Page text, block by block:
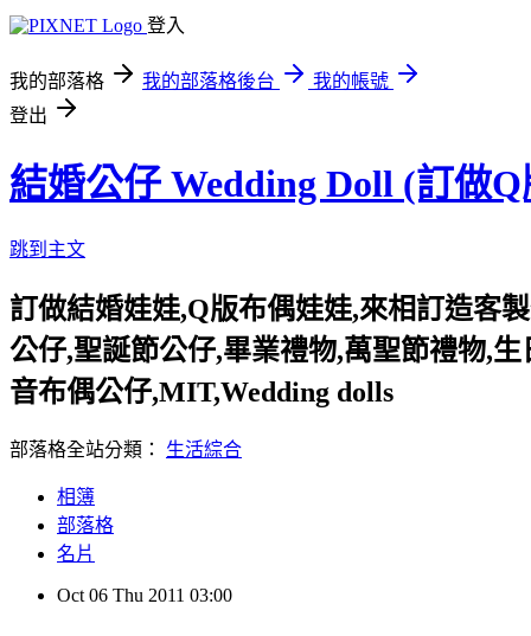
登入
我的部落格 我的部落格後台
我的帳號
登出
結婚公仔 Wedding Doll (訂做
跳到主文
訂做結婚娃娃,Q版布偶娃娃,來相訂造客
公仔,聖誕節公仔,畢業禮物,萬聖節禮物,
音布偶公仔,MIT,Wedding dolls
部落格全站分類： 生活綜合
相簿
部落格
名片
Oct 06 Thu 2011 03:00